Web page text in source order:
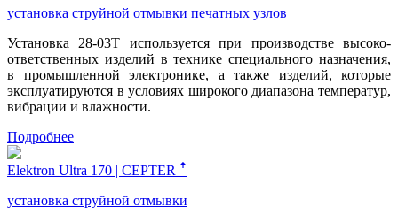
установка струйной отмывки печатных узлов
Установка 28-03Т используется при производстве высоко-
ответственных изделий в технике специального назначения,
в промышленной электронике, а также изделий, которые
эксплуатируются в условиях широкого диапазона температур,
вибрации и влажности.
Подробнее
Elektron Ultra 170 | CEPTER ꜛ
установка струйной отмывки